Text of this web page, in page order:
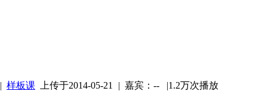
| 样板课 上传于2014-05-21 | 嘉宾：-- |1.2万次播放